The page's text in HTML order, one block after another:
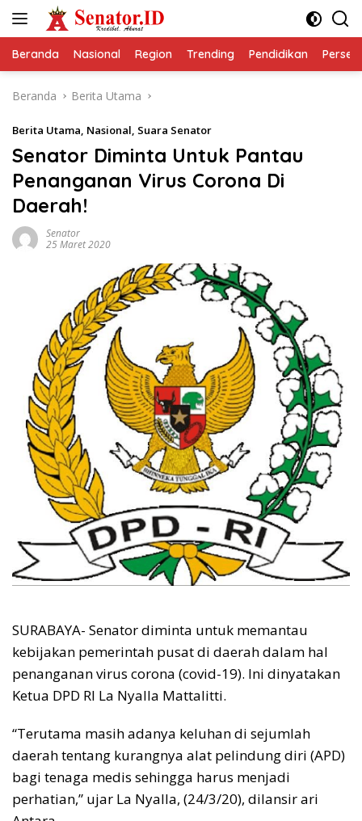
Beranda Nasional Region Trending Pendidikan
Beranda Berita Utama
Berita Utama, Nasional, Suara Senator
Senator Diminta Untuk Pantau
Penanganan Virus Corona Di
Daerah!
Senator
25 Maret 2020
SURABAYA- Senator diminta untuk memantau
kebijakan pemerintah pusat di daerah dalam hal
penanganan virus corona (covid-19). Ini dinyatakan
Ketua DPD RI La Nyalla Mattalitti.
“Terutama masih adanya keluhan di sejumlah
daerah tentang kurangnya alat pelindung diri (APD)
bagi tenaga medis sehingga harus menjadi
perhatian,” ujar La Nyalla, (24/3/20), dilansir ari